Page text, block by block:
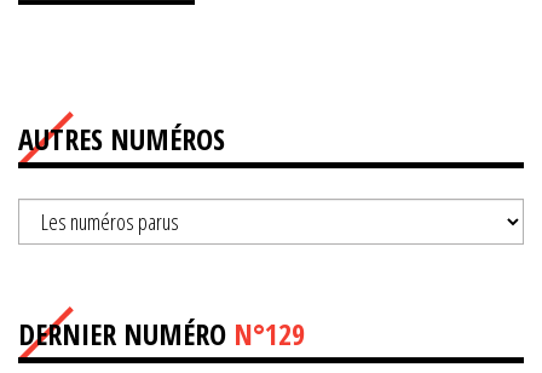
AUTRES NUMÉROS
DERNIER NUMÉRO N°129